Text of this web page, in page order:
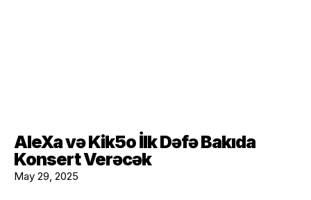
AleXa və Kik5o İlk Dəfə Bakıda
Konsert Verəcək
May 29, 2025